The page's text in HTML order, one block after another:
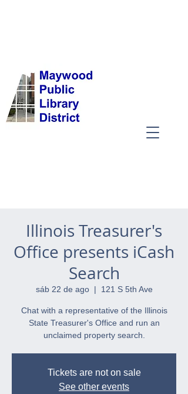
Illinois Treasurer's
Office presents iCash
Search
sáb 22 de ago
  |
121 S 5th Ave
Chat with a representative of the Illinois
State Treasurer's Office and run an
unclaimed property search.
Tickets are not on sale
See other events